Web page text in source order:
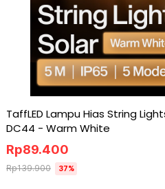
TaffLED Lampu Hias String
DC44 - Warm White
Rp89.400
Rp139.900 37%